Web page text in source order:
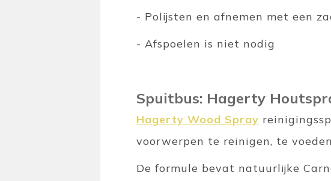
- Polijsten en afnemen met een
- Afspoelen is niet nodig
Spuitbus: Hagerty
Hagerty Wood Spray
voorwerpen te reinigen, te
De formule bevat natuurlijke